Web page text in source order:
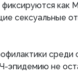
фиксируются
сексуальные
среди
эпидемию не